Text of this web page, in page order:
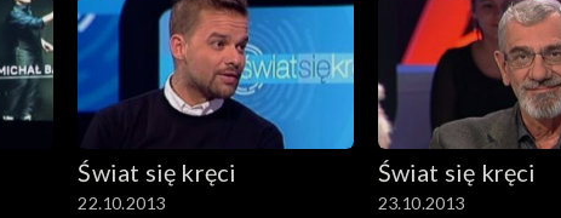
Świat się kręci
22.10.2013
Świat się kręci
23.10.2013